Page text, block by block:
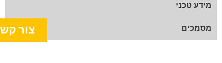
מידע טכני
מסמכים צור